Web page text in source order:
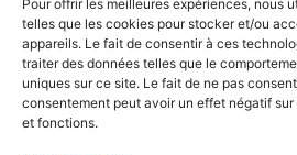
Pour offrir les meilleures expériences, nous
telles que les cookies pour stocker et/ou
appareils. Le fait de consentir à ces
traiter des données telles que le
uniques sur ce site. Le fait de ne pas
consentement peut avoir un effet négatif
et fonctions.